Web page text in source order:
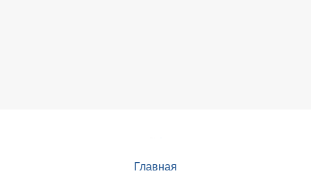
Главная